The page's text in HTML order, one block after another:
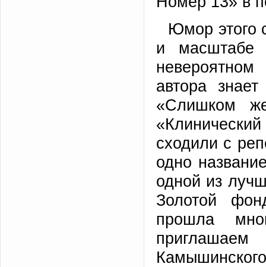
Юмор этого
и масштабе
автора
«Слишком
сходили с
одно
одной из
Золотой
прошла